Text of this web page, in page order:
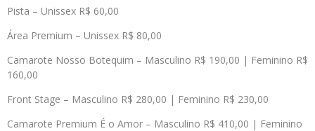
Pista – Unissex R$ 60,00
Área Premium – Unissex R$ 80,00
Camarote Nosso Botequim – Masculino R$ 190,00 | Feminino R$
160,00
Front Stage – Masculino R$ 280,00 | Feminino R$ 230,00
Camarote Premium É o Amor – Masculino R$ 410,00 | Feminino